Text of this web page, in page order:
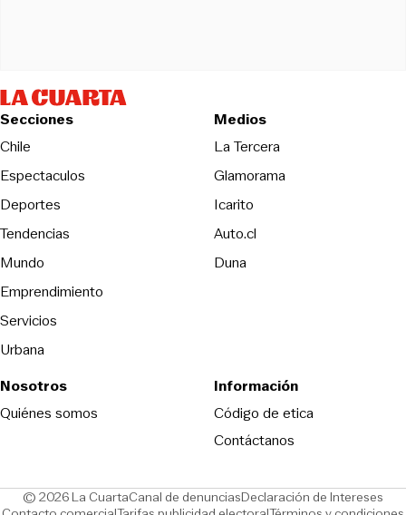
Secciones
Chile
Espectaculos
Deportes
Tendencias
Mundo
Emprendimiento
Servicios
Urbana
Medios
La TerceraOpens in new
Glamorama
Icarito
Auto.cl
DunaOpens in new window
Nosotros
Quiénes somos
Información
Código de eticaOpens in new
Contáctanos
© 2026 La CuartaCanal de denunciasOpens in new window
Declaración de Intereses